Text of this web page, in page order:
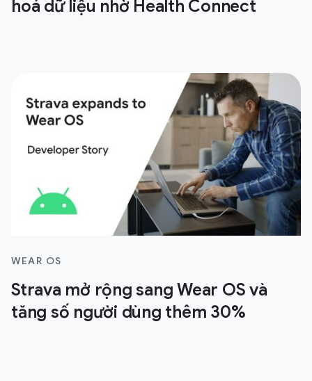
hoá dữ liệu nhờ Health Connect
WEAR OS
Strava mở rộng sang Wear OS và
tăng số người dùng thêm 30%